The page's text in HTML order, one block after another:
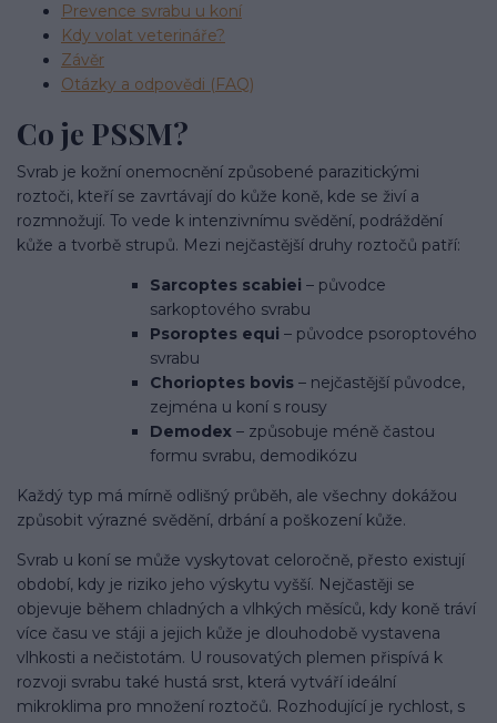
Prevence svrabu u koní
Kdy volat veterináře?
Závěr
Otázky a odpovědi (FAQ)
Co je PSSM?
Svrab je kožní onemocnění způsobené parazitickými
roztoči, kteří se zavrtávají do kůže koně, kde se živí a
rozmnožují. To vede k intenzivnímu svědění, podráždění
kůže a tvorbě strupů. Mezi nejčastější druhy roztočů patří:
Sarcoptes scabiei – původce
sarkoptového svrabu
Psoroptes equi – původce psoroptového
svrabu
Chorioptes bovis – nejčastější původce,
zejména u koní s rousy
Demodex – způsobuje méně častou
formu svrabu, demodikózu
Každý typ má mírně odlišný průběh, ale všechny dokážou
způsobit výrazné svědění, drbání a poškození kůže.
Svrab u koní se může vyskytovat celoročně, přesto existují
období, kdy je riziko jeho výskytu vyšší. Nejčastěji se
objevuje během chladných a vlhkých měsíců, kdy koně tráví
více času ve stáji a jejich kůže je dlouhodobě vystavena
vlhkosti a nečistotám. U rousovatých plemen přispívá k
rozvoji svrabu také hustá srst, která vytváří ideální
mikroklima pro množení roztočů. Rozhodující je rychlost, s